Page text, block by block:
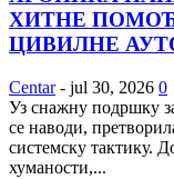
ХИТНЕ
ЦИВИЛНЕ
Centar - jul 30, 2026 0
Уз снажну подршку
се наводи,
системску тактику.
хуманости,...